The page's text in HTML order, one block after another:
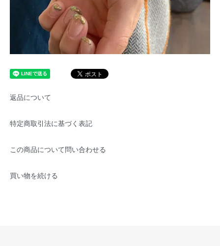
返品について
特定商取引法に基づく表記
この商品について問い合わせる
買い物を続ける